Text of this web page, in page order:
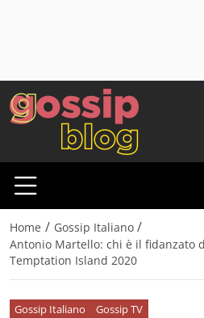
Home / Gossip Italiano /
Antonio Martello: chi è il fidanzato
Temptation Island 2020
Gossip Italiano Gossip TV